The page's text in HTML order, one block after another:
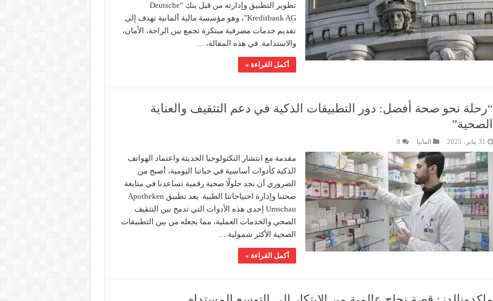
تطوير التطبيق وإدارته من قبل بنك “Deutsche
Kreditbank AG”، وهو مؤسسة مالية ألمانية تهدف إلى
تقديم خدمات مصرفية مبتكرة تجمع بين الراحة، الأمان،
والاستدامة. في هذه المقالة، …
أكمل القراءة »
“رحلة نحو صحة أفضل: دور التطبيقات الذكية في دعم التثقيف والعناية
الصحية”
31 يناير، 2025 المانيا 0
مقدمة مع انتشار التكنولوجيا الحديثة واعتماد الهواتف
الذكية كأدوات أساسية في حياتنا اليومية، أصبح من
الضروري أن نجد حلولًا صحية رقمية تساعدنا في متابعة
صحتنا وإدارة احتياجاتنا الطبية. يعد تطبيق Apotheken
Umschau إحدى هذه الأدوات التي تدمج بين التثقيف
الصحي والخدمات العملية، مما يجعله من بين التطبيقات
الصحية الأكثر شمولية …
أكمل القراءة »